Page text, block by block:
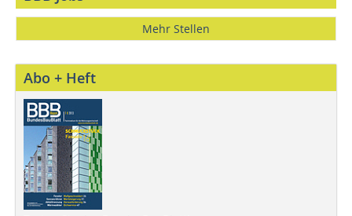
Mehr Stellen
Abo + Heft